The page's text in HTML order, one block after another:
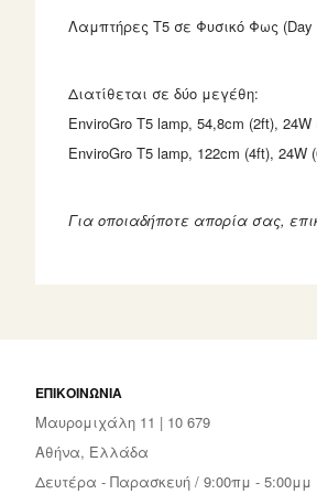
Λαμπτήρες Τ5 σε Φυσικό Φως (Day
Διατίθεται σε δύο μεγέθη:
EnviroGro T5 lamp, 54,8cm (2ft), 24W
EnviroGro T5 lamp, 122cm (4ft), 24W
Για οποιαδήποτε απορία σας,
ΕΠΙΚΟΙΝΩΝΊΑ
Μαυρομιχάλη 11 | 10 679
Αθήνα, Ελλάδα
Δευτέρα - Παρασκευή / 9:00πμ - 5:00μμ